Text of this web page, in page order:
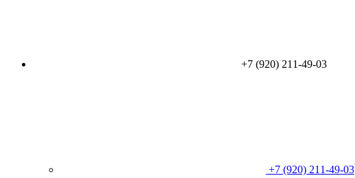
+7 (920) 211-49-03
+7 (920) 211-49-03